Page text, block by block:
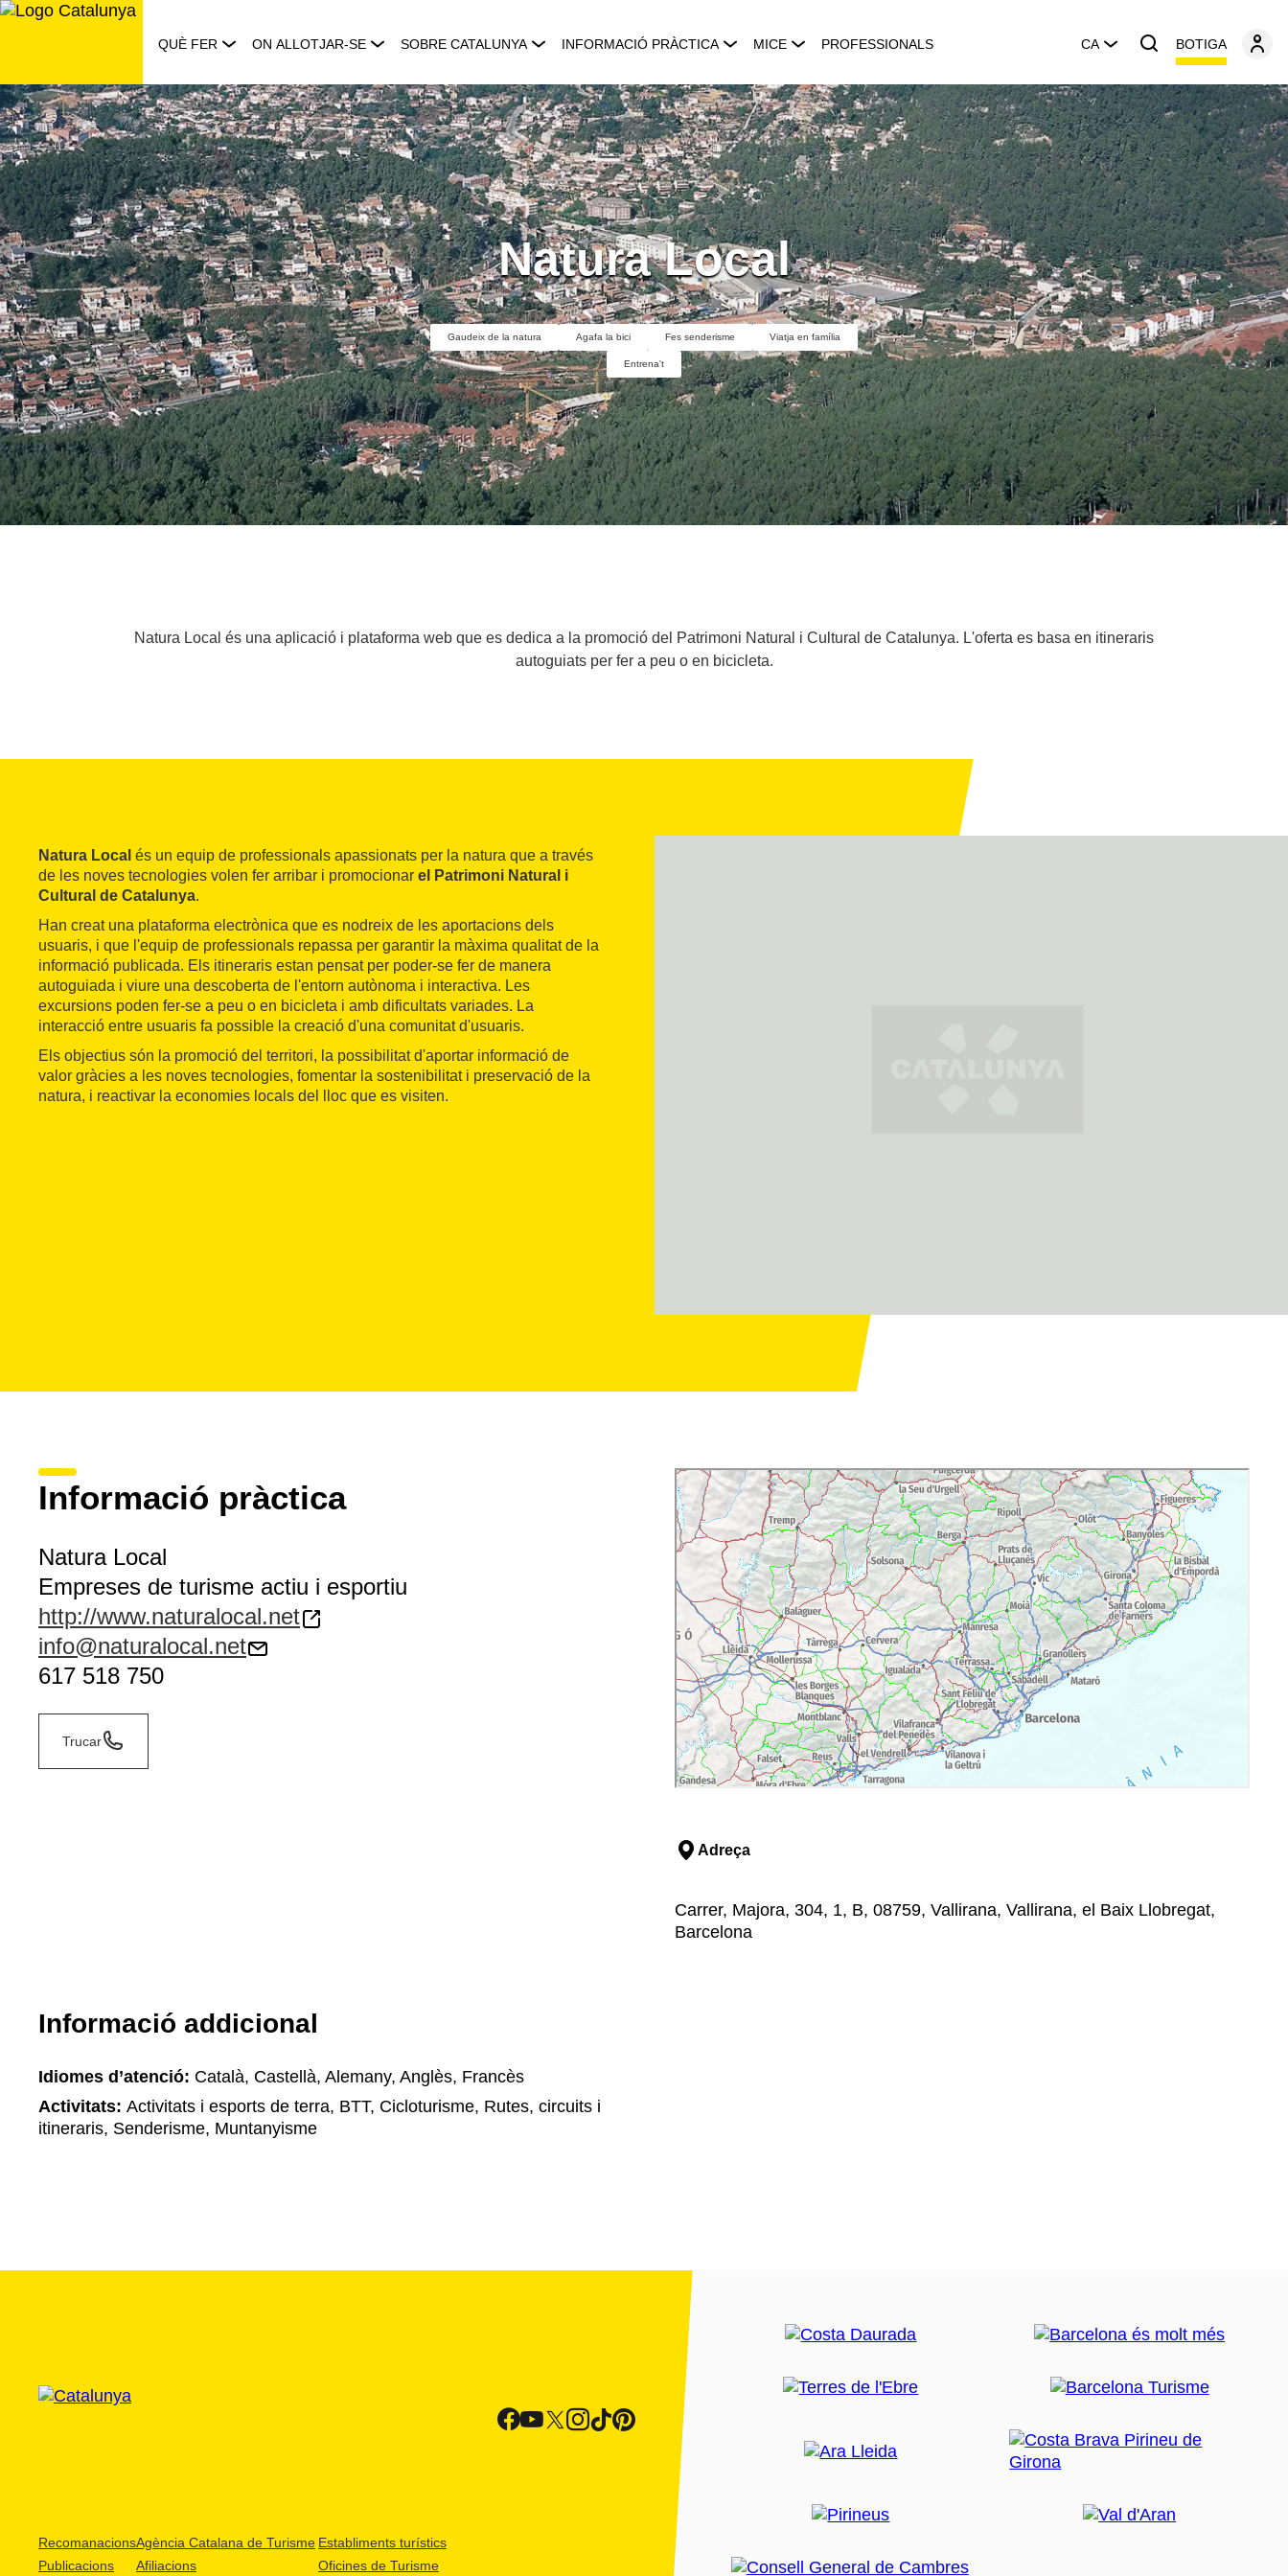
Saltar
QUÈ FER ON ALLOTJAR-SE SOBRE CATALUNYA INFORMACIÓ PRÀCTICA MICE PROFESSIONALS CA BOTIGA
Natura Local
Gaudeix de la natura Agafa la bici Fes senderisme Viatja en família
Entrena't
Natura Local és una aplicació i plataforma web que es dedica a la promoció del Patrimoni Natural i Cultural de Catalunya. L'oferta es basa en itineraris
autoguiats per fer a peu o en bicicleta.
Natura Local és un equip de professionals apassionats per la natura que a través
de les noves tecnologies volen fer arribar i promocionar el Patrimoni Natural i
Cultural de Catalunya.
Han creat una plataforma electrònica que es nodreix de les aportacions dels
usuaris, i que l'equip de professionals repassa per garantir la màxima qualitat de la
informació publicada. Els itineraris estan pensat per poder-se fer de manera
autoguiada i viure una descoberta de l'entorn autònoma i interactiva. Les
excursions poden fer-se a peu o en bicicleta i amb dificultats variades. La
interacció entre usuaris fa possible la creació d'una comunitat d'usuaris.
Els objectius són la promoció del territori, la possibilitat d'aportar informació de
valor gràcies a les noves tecnologies, fomentar la sostenibilitat i preservació de la
natura, i reactivar la economies locals del lloc que es visiten.
Informació pràctica
Natura Local
Empreses de turisme actiu i esportiu
http://www.naturalocal.net
info@naturalocal.net
617 518 750
Trucar
Adreça
Carrer, Majora, 304, 1, B, 08759, Vallirana, Vallirana, el Baix Llobregat,
Barcelona
Informació addicional
Idiomes d’atenció: Català, Castellà, Alemany, Anglès, Francès
Activitats: Activitats i esports de terra, BTT, Cicloturisme, Rutes, circuits i
itineraris, Senderisme, Muntanyisme
Recomanacions
Publicacions
Agència Catalana de Turisme
Afiliacions
Establiments turístics
Oficines de Turisme